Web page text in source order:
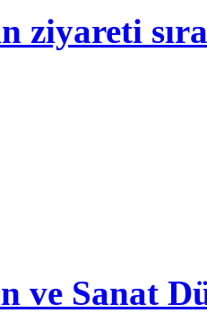
ziyareti
ve Sanat